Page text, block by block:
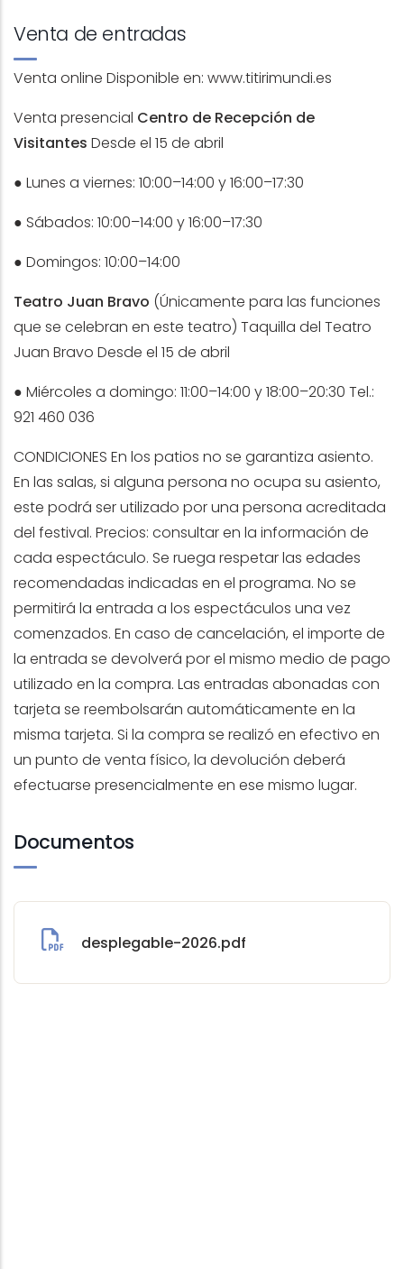
Venta de entradas
Venta online Disponible en: www.titirimundi.es
Venta presencial Centro de Recepción de
Visitantes Desde el 15 de abril
● Lunes a viernes: 10:00–14:00 y 16:00–17:30
● Sábados: 10:00–14:00 y 16:00–17:30
● Domingos: 10:00–14:00
Teatro Juan Bravo (Únicamente para las funciones
que se celebran en este teatro) Taquilla del Teatro
Juan Bravo Desde el 15 de abril
● Miércoles a domingo: 11:00–14:00 y 18:00–20:30 Tel.:
921 460 036
CONDICIONES En los patios no se garantiza asiento.
En las salas, si alguna persona no ocupa su asiento,
este podrá ser utilizado por una persona acreditada
del festival. Precios: consultar en la información de
cada espectáculo. Se ruega respetar las edades
recomendadas indicadas en el programa. No se
permitirá la entrada a los espectáculos una vez
comenzados. En caso de cancelación, el importe de
la entrada se devolverá por el mismo medio de pago
utilizado en la compra. Las entradas abonadas con
tarjeta se reembolsarán automáticamente en la
misma tarjeta. Si la compra se realizó en efectivo en
un punto de venta físico, la devolución deberá
efectuarse presencialmente en ese mismo lugar.
Documentos
desplegable-2026.pdf